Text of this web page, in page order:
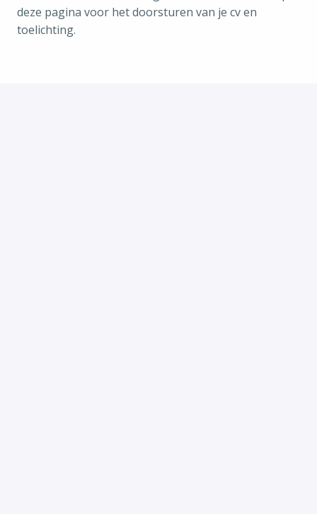
deze pagina voor het doorsturen van je cv en
toelichting.